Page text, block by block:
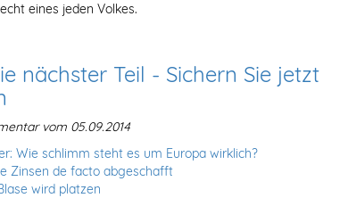
eines jeden Volkes.
nächster Teil - Sichern Sie jetzt
vom 05.09.2014
Wie schlimm steht es um Europa wirklich?
Zinsen de facto abgeschafft
wird platzen